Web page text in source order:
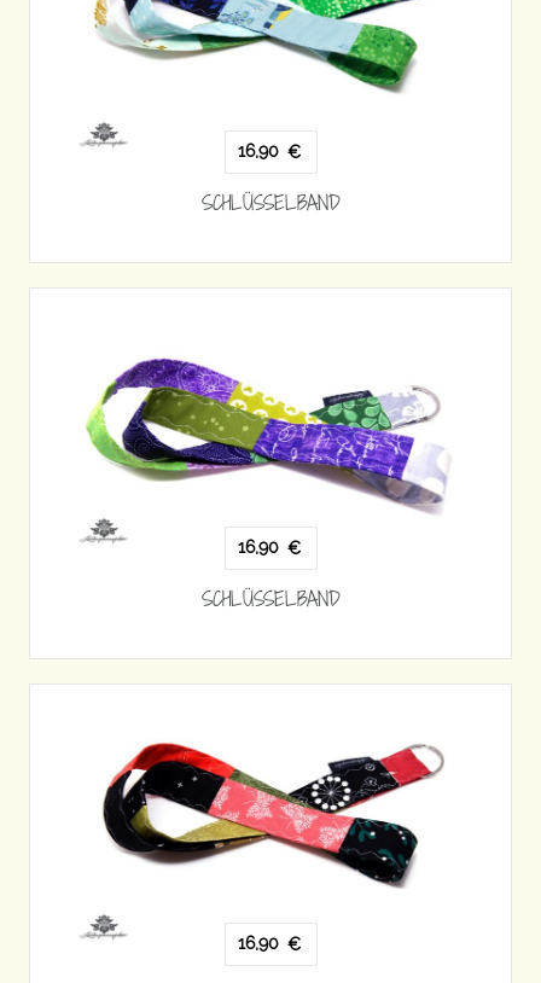
16,90 €
SCHLÜSSELBAND
16,90 €
SCHLÜSSELBAND
16,90 €